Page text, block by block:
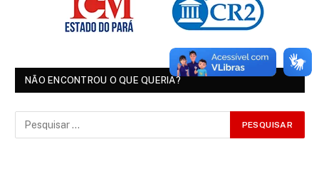
NÃO ENCONTROU O QUE QUERIA?